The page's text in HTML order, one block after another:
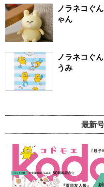
ノラネコぐ
ゃん
ノラネコぐ
うみ
最新